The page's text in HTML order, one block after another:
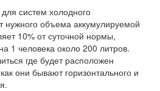
систем холодного
нужного объема аккумулируемой
10% от суточной нормы,
1 человека около 200 литров.
где будет расположен
они бывают горизонтального и